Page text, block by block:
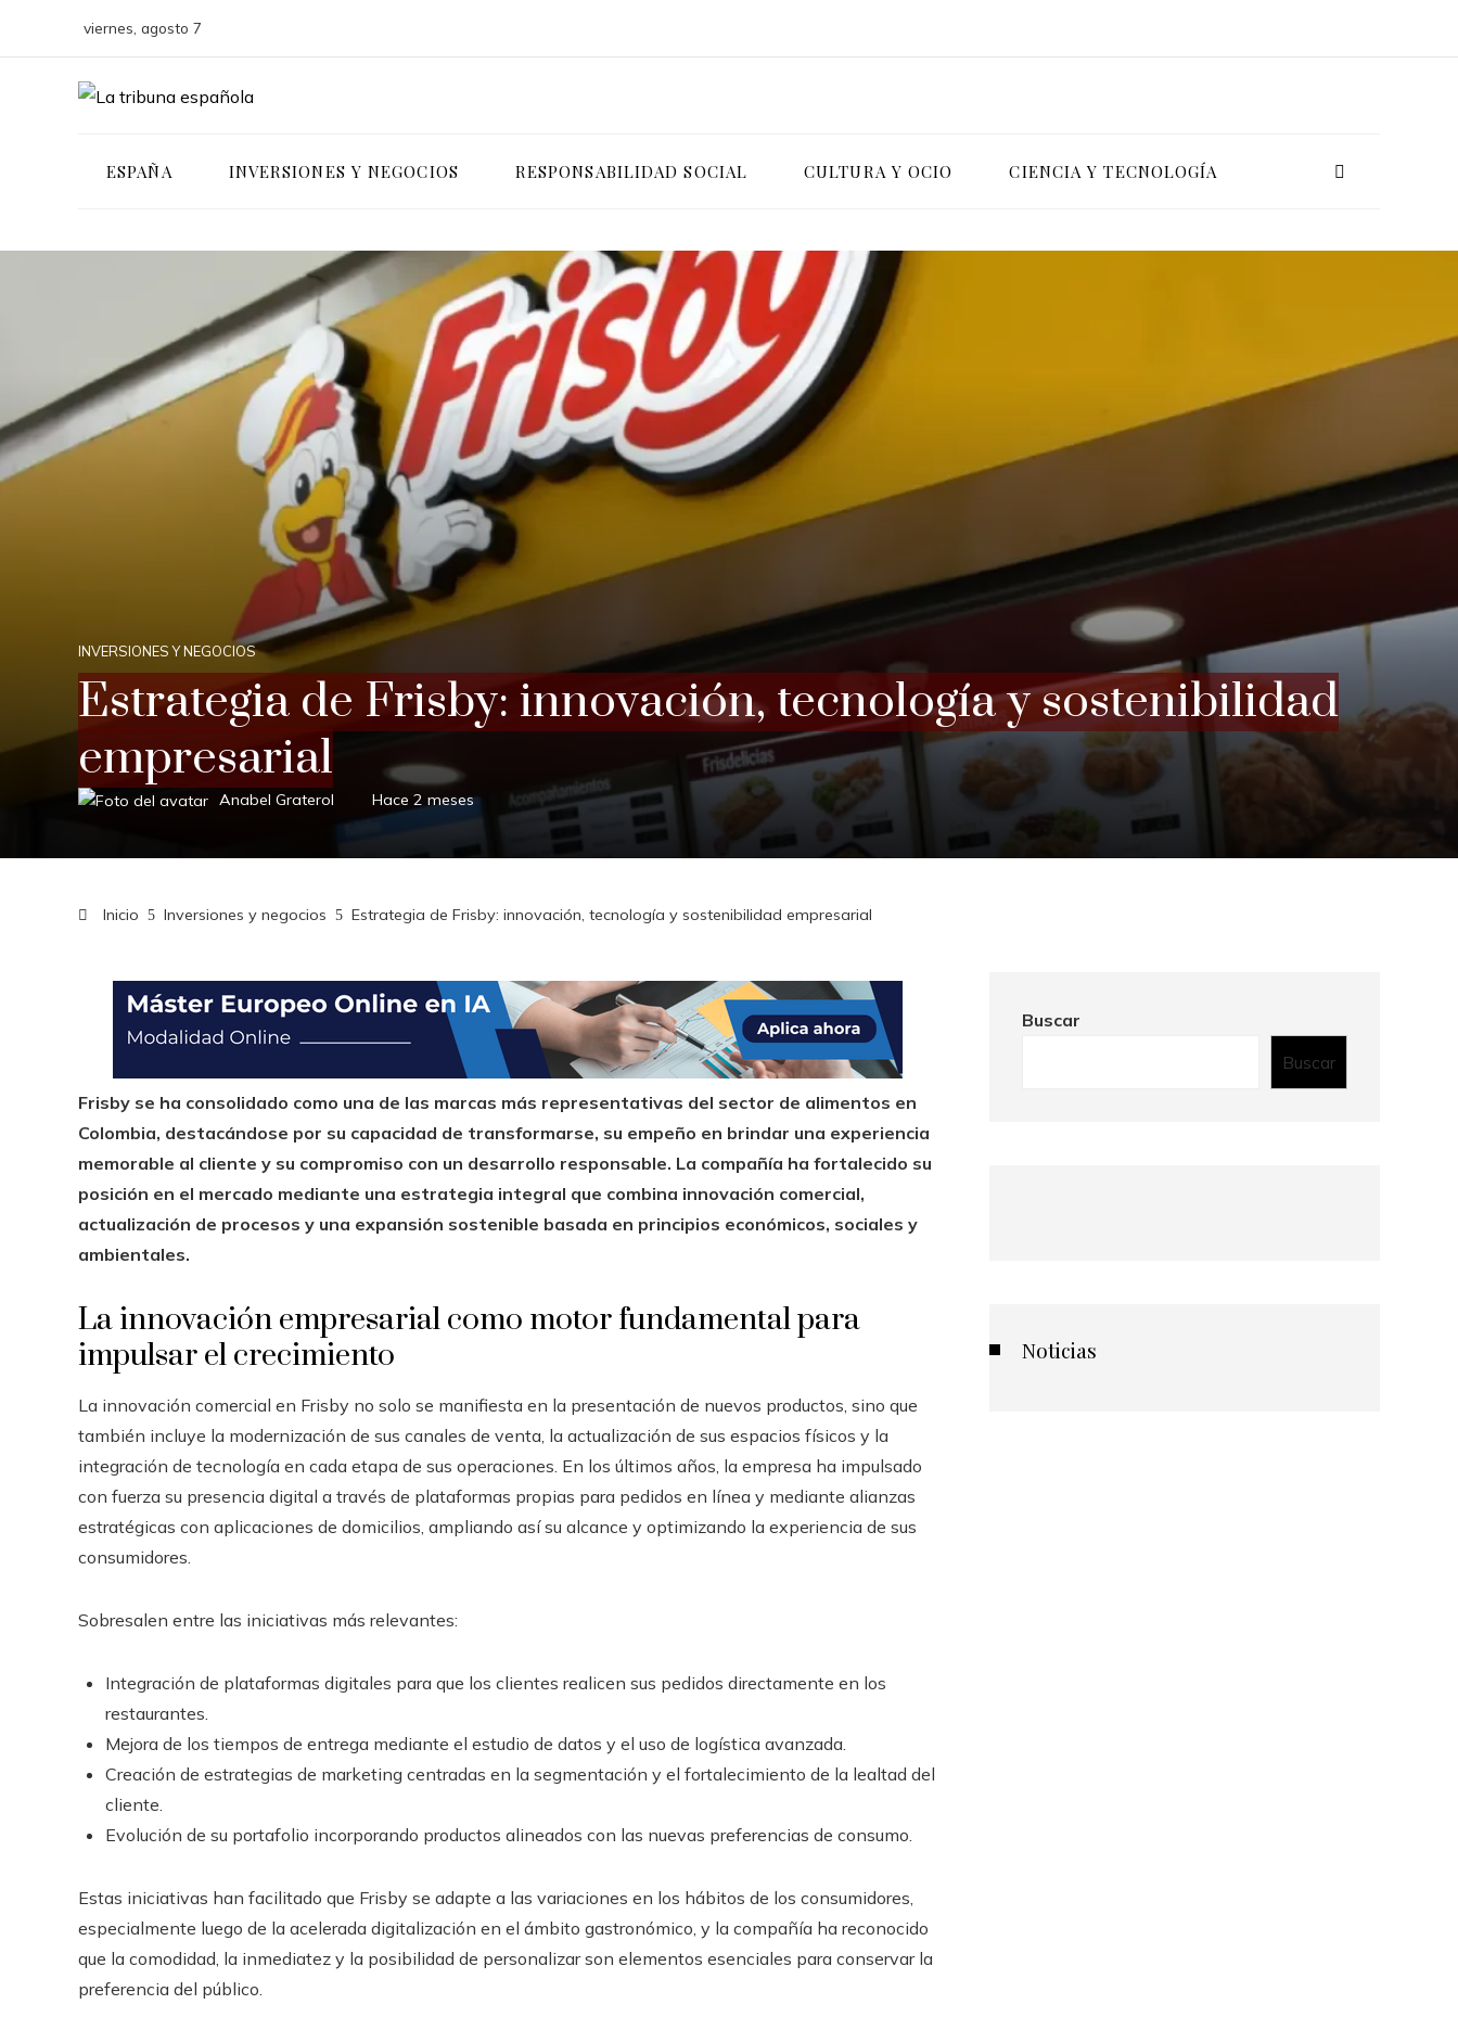
viernes, agosto 7
ESPAÑA INVERSIONES Y NEGOCIOS RESPONSABILIDAD SOCIAL CULTURA Y OCIO CIENCIA Y TECNOLOGÍA
INVERSIONES Y NEGOCIOS
Estrategia de Frisby: innovación, tecnología y sostenibilidad
empresarial
Anabel Graterol Hace 2 meses
Inicio Inversiones y negocios Estrategia de Frisby: innovación, tecnología y sostenibilidad empresarial
Frisby se ha consolidado como una de las marcas más representativas del sector de alimentos en
Colombia, destacándose por su capacidad de transformarse, su empeño en brindar una experiencia
memorable al cliente y su compromiso con un desarrollo responsable. La compañía ha fortalecido su
posición en el mercado mediante una estrategia integral que combina innovación comercial,
actualización de procesos y una expansión sostenible basada en principios económicos, sociales y
ambientales.
La innovación empresarial como motor fundamental para
impulsar el crecimiento
La innovación comercial en Frisby no solo se manifiesta en la presentación de nuevos productos, sino que
también incluye la modernización de sus canales de venta, la actualización de sus espacios físicos y la
integración de tecnología en cada etapa de sus operaciones. En los últimos años, la empresa ha impulsado
con fuerza su presencia digital a través de plataformas propias para pedidos en línea y mediante alianzas
estratégicas con aplicaciones de domicilios, ampliando así su alcance y optimizando la experiencia de sus
consumidores.
Sobresalen entre las iniciativas más relevantes:
Integración de plataformas digitales para que los clientes realicen sus pedidos directamente en los
restaurantes.
Mejora de los tiempos de entrega mediante el estudio de datos y el uso de logística avanzada.
Creación de estrategias de marketing centradas en la segmentación y el fortalecimiento de la lealtad del
cliente.
Evolución de su portafolio incorporando productos alineados con las nuevas preferencias de consumo.
Estas iniciativas han facilitado que Frisby se adapte a las variaciones en los hábitos de los consumidores,
especialmente luego de la acelerada digitalización en el ámbito gastronómico, y la compañía ha reconocido
que la comodidad, la inmediatez y la posibilidad de personalizar son elementos esenciales para conservar la
preferencia del público.
Buscar
Buscar
Noticias